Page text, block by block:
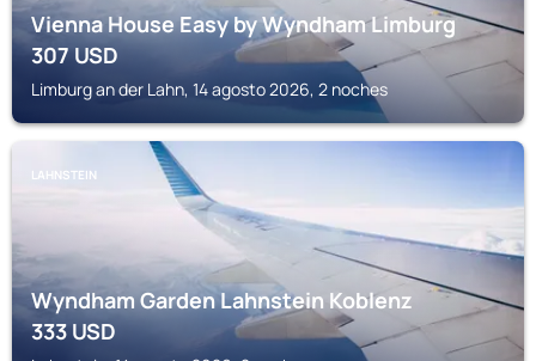
Vienna House Easy by Wyndham Limburg
307USD
Limburg an der Lahn, 14 agosto 2026, 2 noches
LAHNSTEIN
Wyndham Garden Lahnstein Koblenz
333USD